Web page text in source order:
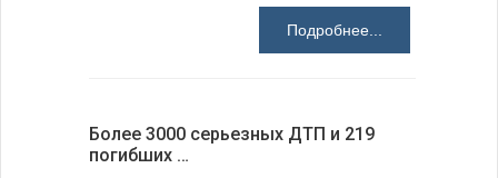
Подробнее...
Более 3000 серьезных ДТП и 219
погибших …